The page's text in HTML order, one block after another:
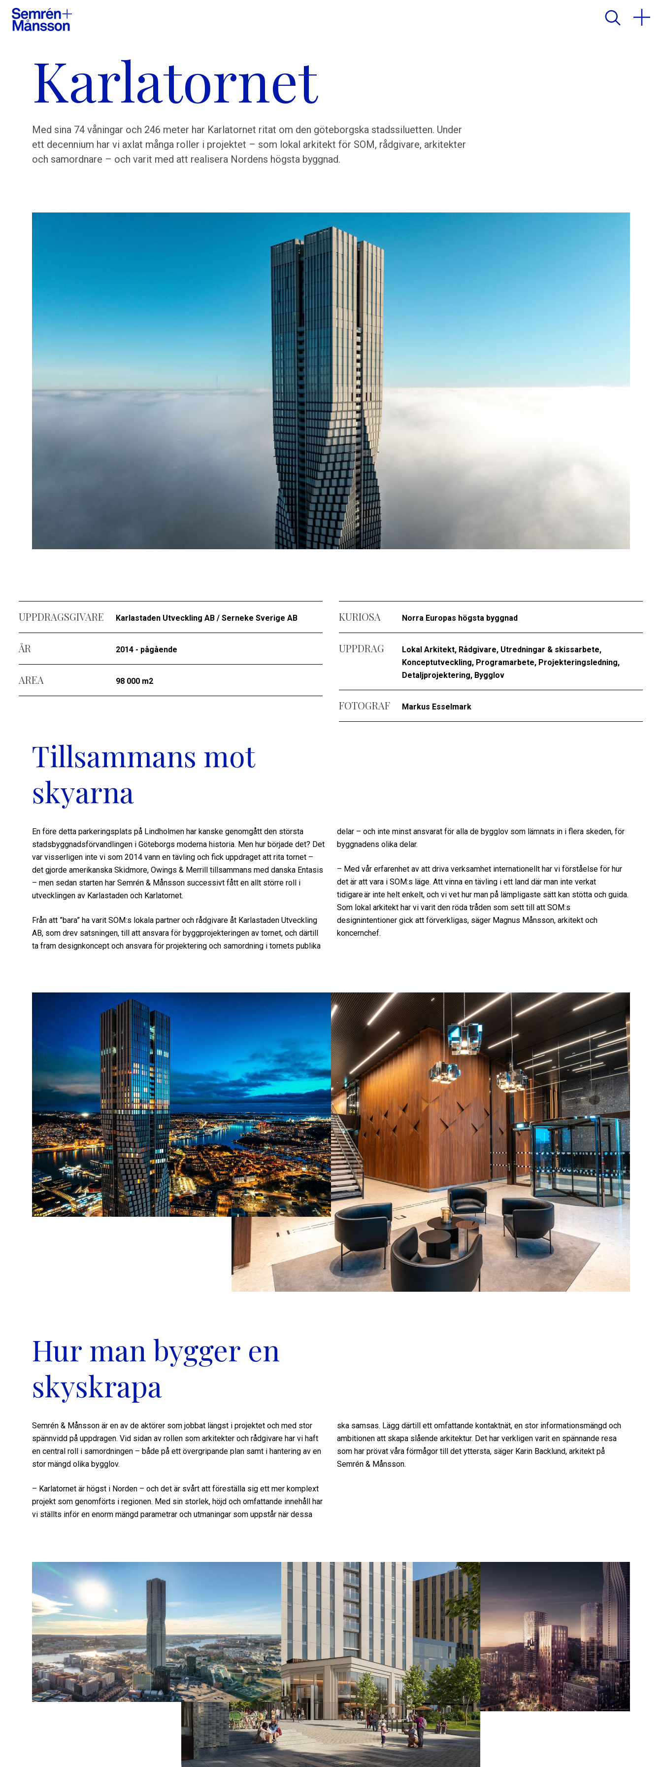
Karlatornet
Med sina 74 våningar och 246 meter har Karlatornet ritat om den göteborgska stadssiluetten. Under
ett decennium har vi axlat många roller i projektet – som lokal arkitekt för SOM, rådgivare, arkitekter
och samordnare – och varit med att realisera Nordens högsta byggnad.
UPPDRAGSGIVARE Karlastaden Utveckling AB / Serneke Sverige AB
ÅR 2014 - pågående
AREA 98 000 m2
KURIOSA Norra Europas högsta byggnad
UPPDRAG
Lokal Arkitekt, Rådgivare, Utredningar & skissarbete,
Konceptutveckling, Programarbete, Projekteringsledning,
Detaljprojektering, Bygglov
FOTOGRAF Markus Esselmark
Tillsammans mot
skyarna
En före detta parkeringsplats på Lindholmen har kanske genomgått den största
stadsbyggnadsförvandlingen i Göteborgs moderna historia. Men hur började det? Det
var visserligen inte vi som 2014 vann en tävling och fick uppdraget att rita tornet –
det gjorde amerikanska Skidmore, Owings & Merrill tillsammans med danska Entasis
– men sedan starten har Semrén & Månsson successivt fått en allt större roll i
utvecklingen av Karlastaden och Karlatornet.
Från att ”bara” ha varit SOM:s lokala partner och rådgivare åt Karlastaden Utveckling
AB, som drev satsningen, till att ansvara för byggprojekteringen av tornet, och därtill
ta fram designkoncept och ansvara för projektering och samordning i tornets publika
delar – och inte minst ansvarat för alla de bygglov som lämnats in i flera skeden, för
byggnadens olika delar.
– Med vår erfarenhet av att driva verksamhet internationellt har vi förståelse för hur
det är att vara i SOM:s läge. Att vinna en tävling i ett land där man inte verkat
tidigare är inte helt enkelt, och vi vet hur man på lämpligaste sätt kan stötta och guida.
Som lokal arkitekt har vi varit den röda tråden som sett till att SOM:s
designintentioner gick att förverkligas, säger Magnus Månsson, arkitekt och
koncernchef.
Hur man bygger en
skyskrapa
Semrén & Månsson är en av de aktörer som jobbat längst i projektet och med stor
spännvidd på uppdragen. Vid sidan av rollen som arkitekter och rådgivare har vi haft
en central roll i samordningen – både på ett övergripande plan samt i hantering av en
stor mängd olika bygglov.
– Karlatornet är högst i Norden – och det är svårt att föreställa sig ett mer komplext
projekt som genomförts i regionen. Med sin storlek, höjd och omfattande innehåll har
vi ställts inför en enorm mängd parametrar och utmaningar som uppstår när dessa
ska samsas. Lägg därtill ett omfattande kontaktnät, en stor informationsmängd och
ambitionen att skapa slående arkitektur. Det har verkligen varit en spännande resa
som har prövat våra förmågor till det yttersta, säger Karin Backlund, arkitekt på
Semrén & Månsson.